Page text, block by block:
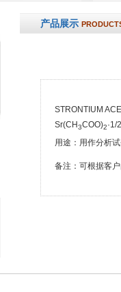
产品展示
STRONTIUM
Sr(CH3COO)2·1/
用途：用作分析
备注：可根据客